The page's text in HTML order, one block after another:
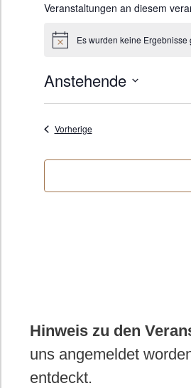
Veranstaltungen an diesem
H
w
e
i
Es wurden keine Ergebnisse
Anstehende
D
a
m
n
.
VorherigeVeranstaltungen
Hinweis zu den
uns angemeldet
entdeckt.